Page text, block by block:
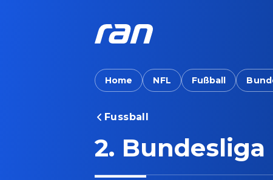
Home NFL Fußball
Fussball
2. Bundesliga